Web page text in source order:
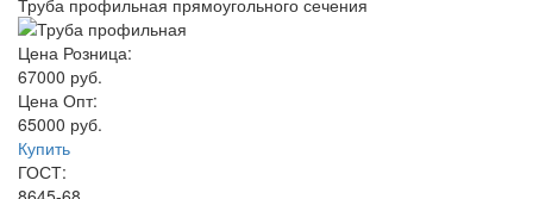
Труба профильная прямоугольного сечения
Цена Розница:
67000 руб.
Цена Опт:
65000 руб.
Купить
ГОСТ: